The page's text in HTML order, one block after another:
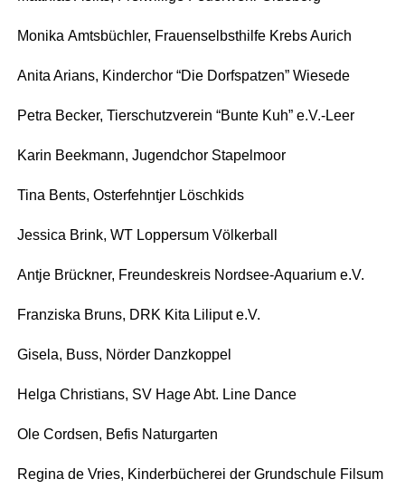
Moni­ka Amts­büch­ler, Frau­en­selbst­hil­fe Krebs Aurich
Ani­ta Ari­ans, Kin­der­chor “Die Dorfspat­zen” Wiesede
Petra Becker, Tier­schutz­ver­ein “Bun­te Kuh” e.V.-Leer
Karin Beek­mann, Jugend­chor Stapelmoor
Tina Bents, Oster­fehnt­jer Löschkids
Jes­si­ca Brink, WT Lop­per­sum Völkerball
Ant­je Brück­ner, Freun­des­kreis Nord­see-Aqua­ri­um e.V.
Fran­zis­ka Bruns, DRK Kita Lili­put e.V.
Gise­la, Buss, Nör­der Danzkoppel
Hel­ga Chris­ti­ans, SV Hage Abt. Line Dance
Ole Cord­sen, Befis Naturgarten
Regi­na de Vries, Kin­der­bü­che­rei der Grund­schu­le Filsum